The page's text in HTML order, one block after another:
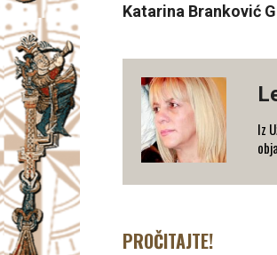
Katarina Branković
Iz
PROČITAJTE!